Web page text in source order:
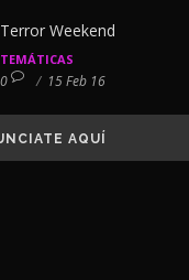
Terror Weekend
TEMÁTICAS
0 / 15 Feb 16
AQUÍ